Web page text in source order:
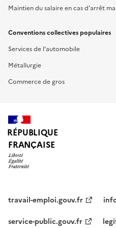
Maintien du salaire en cas d'arrêt
Conventions collectives populaires
Services de l'automobile
Métallurgie
Commerce de gros
RÉPUBLIQUE
FRANÇAISE
travail-emploi.gouv.fr
service-public.gouv.fr